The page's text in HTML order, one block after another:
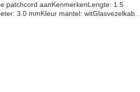
patchcord aanKenmerkenLengte: 1.5
3.0 mmKleur mantel: witGlasvezelkabel